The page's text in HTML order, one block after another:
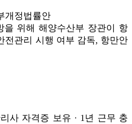
개정법률안
을 위해 해양수산부 장관이 항
전관리 시행 여부 감독, 항만안
사 자격증 보유 · 1년 근무 충